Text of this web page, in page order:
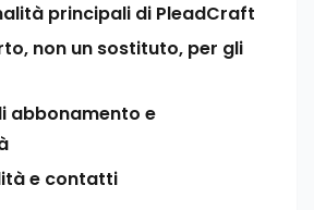
principali di PleadCraft
non un sostituto, per gli
abbonamento e
e contatti